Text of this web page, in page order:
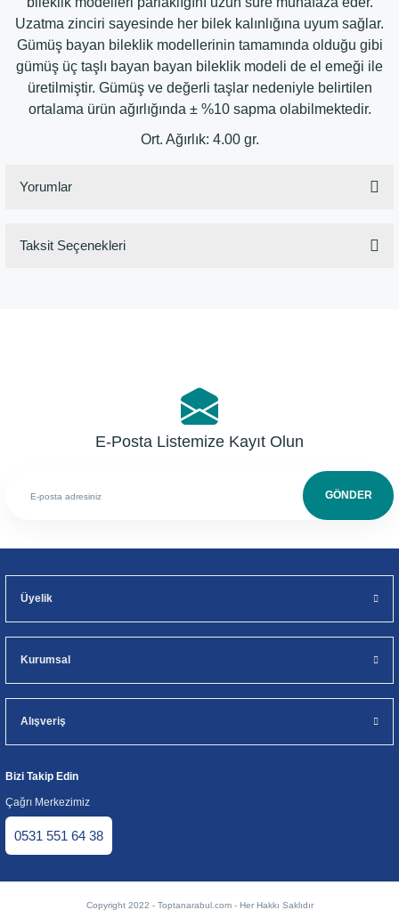
Uzatma zinciri sayesinde her bilek kalınlığına uyum sağlar.
Gümüş bayan bileklik modellerinin tamamında olduğu gibi
gümüş üç taşlı bayan bayan bileklik modeli de el emeği ile
üretilmiştir. Gümüş ve değerli taşlar nedeniyle belirtilen
ortalama ürün ağırlığında ± %10 sapma olabilmektedir.
Ort. Ağırlık: 4.00 gr.
Yorumlar
Taksit Seçenekleri
E-Posta Listemize Kayıt Olun
GÖNDER
Üyelik
Kurumsal
Alışveriş
Bizi Takip Edin
Çağrı Merkezimiz
0531 551 64 38
Copyright 2022 - Toptanarabul.com - Her Hakkı Saklıdır